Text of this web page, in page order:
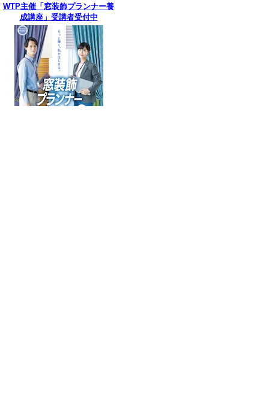
WTP主催「窓装飾プランナー養
成講座」受講者受付中